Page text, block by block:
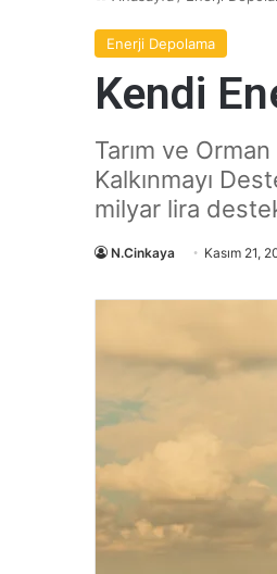
Enerji Depolama
Kendi
Tarım ve
Kalkınmayı
milyar lira
N.Cinkaya Kasım 21,